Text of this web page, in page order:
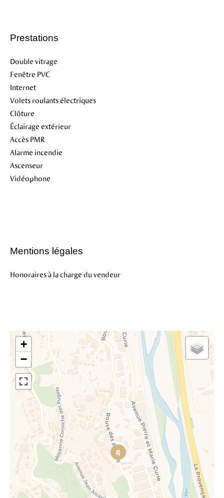
Prestations
Double vitrage
Fenêtre PVC
Internet
Volets roulants électriques
Clôture
Éclairage extérieur
Accès PMR
Alarme incendie
Ascenseur
Vidéophone
Mentions légales
Honoraires à la charge du vendeur
+
−